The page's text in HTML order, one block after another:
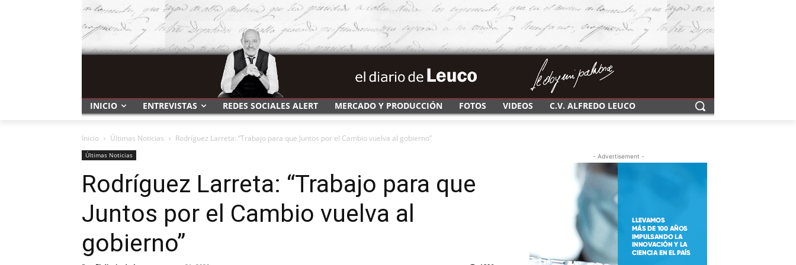
INICIO ENTREVISTAS REDES SOCIALES ALERT MERCADO Y PRODUCCIÓN FOTOS VIDEOS C.V. ALFREDO LEUCO
Inicio Últimas Noticias Rodríguez Larreta: “Trabajo para que Juntos por el Cambio vuelva al gobierno”
Últimas Noticias
Rodríguez Larreta: “Trabajo para que
Juntos por el Cambio vuelva al
gobierno”
- Advertisement -